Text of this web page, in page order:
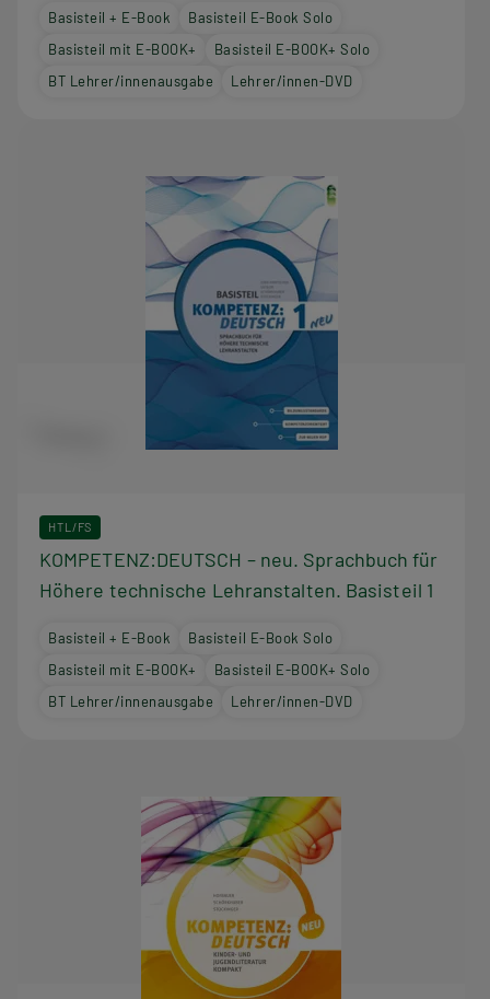
Basisteil + E-Book
Basisteil E-Book Solo
Basisteil mit E-BOOK+
Basisteil E-BOOK+ Solo
BT Lehrer/innenausgabe
Lehrer/innen-DVD
HTL/FS
KOMPETENZ:DEUTSCH – neu. Sprachbuch für
Höhere technische Lehranstalten. Basisteil 1
Basisteil + E-Book
Basisteil E-Book Solo
Basisteil mit E-BOOK+
Basisteil E-BOOK+ Solo
BT Lehrer/innenausgabe
Lehrer/innen-DVD